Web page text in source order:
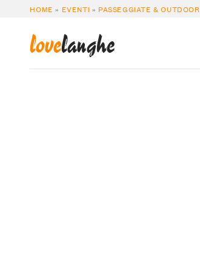
HOME » EVENTI » PASSEGGIATE & OUTDOOR
lovelanghe